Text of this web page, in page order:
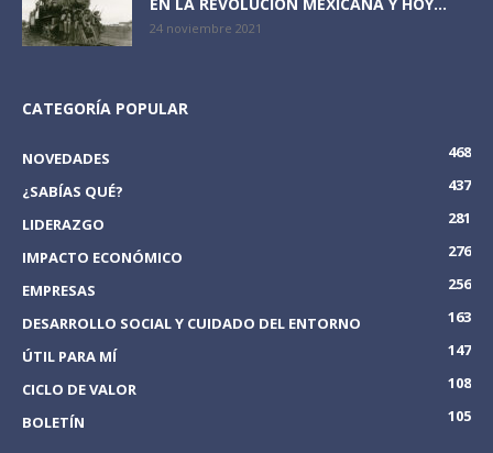
24 noviembre 2021
CATEGORÍA POPULAR
NOVEDADES
468
¿SABÍAS QUÉ?
437
LIDERAZGO
281
IMPACTO ECONÓMICO
276
EMPRESAS
256
DESARROLLO SOCIAL Y CUIDADO DEL ENTORNO
163
ÚTIL PARA MÍ
147
CICLO DE VALOR
108
BOLETÍN
105